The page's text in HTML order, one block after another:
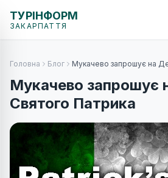
ТУРІНФОРМ
ЗАКАРПАТТЯ
Головна Блог Мукачево запрошує на
Мукачево запрошує
Святого Патрика